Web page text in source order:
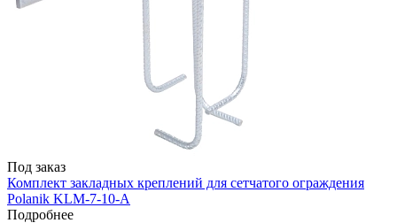
Под заказ
Комплект закладных креплений для сетчатого ограждения
Polanik KLM-7-10-A
Подробнее